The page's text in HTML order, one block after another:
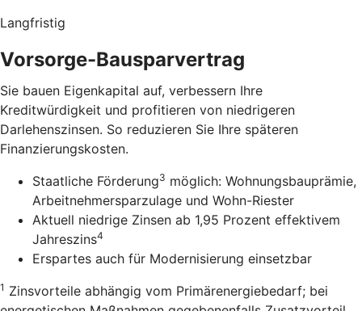
Langfristig
Vorsorge-Bausparvertrag
Sie bauen Eigenkapital auf, verbessern Ihre
Kreditwürdigkeit und profitieren von niedrigeren
Darlehenszinsen. So reduzieren Sie Ihre späteren
Finanzierungskosten.
Staatliche Förderung3 möglich: Wohnungsbauprämie,
Arbeitnehmersparzulage und Wohn-Riester
Aktuell niedrige Zinsen ab 1,95 Prozent effektivem
Jahreszins4
Erspartes auch für Modernisierung einsetzbar
1 Zinsvorteile abhängig vom Primärenergiebedarf; bei